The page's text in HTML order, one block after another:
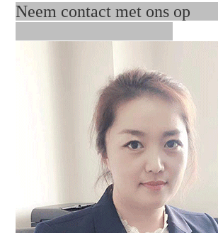
Neem contact met